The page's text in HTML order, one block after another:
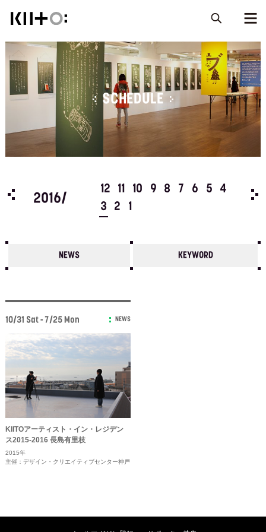
SCHEDULE
4
2016/
12 11 10 9 8 7 6 5
4
3
2 1
NEWS KEYWORD
10/31 Sat - 7/25 Mon NEWS
KIITOアーティスト・イン・レジデン
ス2015-2016 長島有里枝
2015年
主催：デザイン・クリエイティブセンター神戸